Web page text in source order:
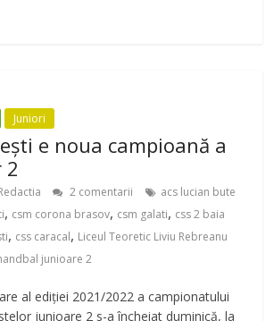
Juniori
e noua campioană a
2
2 comentarii
acs lucian bute
, csm corona brasov, csm galati, css 2 baia
, css caracal, Liceul Teoretic Liviu Rebreanu
junioare 2
al ediției 2021/2022 a campionatului
junioare 2 s-a încheiat duminică, la